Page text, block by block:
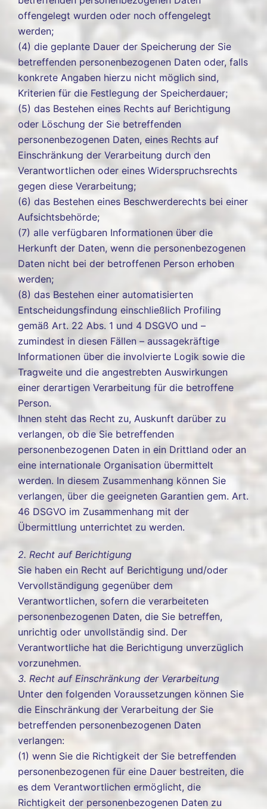
offengelegt wurden oder noch offengelegt
werden;
(4) die geplante Dauer der Speicherung der Sie
betreffenden personenbezogenen Daten oder, falls
konkrete Angaben hierzu nicht möglich sind,
Kriterien für die Festlegung der Speicherdauer;
(5) das Bestehen eines Rechts auf Berichtigung
oder Löschung der Sie betreffenden
personenbezogenen Daten, eines Rechts auf
Einschränkung der Verarbeitung durch den
Verantwortlichen oder eines Widerspruchsrechts
gegen diese Verarbeitung;
(6) das Bestehen eines Beschwerderechts bei einer
Aufsichtsbehörde;
(7) alle verfügbaren Informationen über die
Herkunft der Daten, wenn die personenbezogenen
Daten nicht bei der betroffenen Person erhoben
werden;
(8) das Bestehen einer automatisierten
Entscheidungsfindung einschließlich Profiling
gemäß Art. 22 Abs. 1 und 4 DSGVO und –
zumindest in diesen Fällen – aussagekräftige
Informationen über die involvierte Logik sowie die
Tragweite und die angestrebten Auswirkungen
einer derartigen Verarbeitung für die betroffene
Person.
Ihnen steht das Recht zu, Auskunft darüber zu
verlangen, ob die Sie betreffenden
personenbezogenen Daten in ein Drittland oder an
eine internationale Organisation übermittelt
werden. In diesem Zusammenhang können Sie
verlangen, über die geeigneten Garantien gem. Art.
46 DSGVO im Zusammenhang mit der
Übermittlung unterrichtet zu werden.
2. Recht auf Berichtigung
Sie haben ein Recht auf Berichtigung und/oder
Vervollständigung gegenüber dem
Verantwortlichen, sofern die verarbeiteten
personenbezogenen Daten, die Sie betreffen,
unrichtig oder unvollständig sind. Der
Verantwortliche hat die Berichtigung unverzüglich
vorzunehmen.
3. Recht auf Einschränkung der Verarbeitung
Unter den folgenden Voraussetzungen können Sie
die Einschränkung der Verarbeitung der Sie
betreffenden personenbezogenen Daten
verlangen:
(1) wenn Sie die Richtigkeit der Sie betreffenden
personenbezogenen für eine Dauer bestreiten, die
es dem Verantwortlichen ermöglicht, die
Richtigkeit der personenbezogenen Daten zu